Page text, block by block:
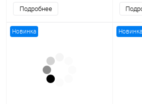
Подробнее
Новинка Новинка